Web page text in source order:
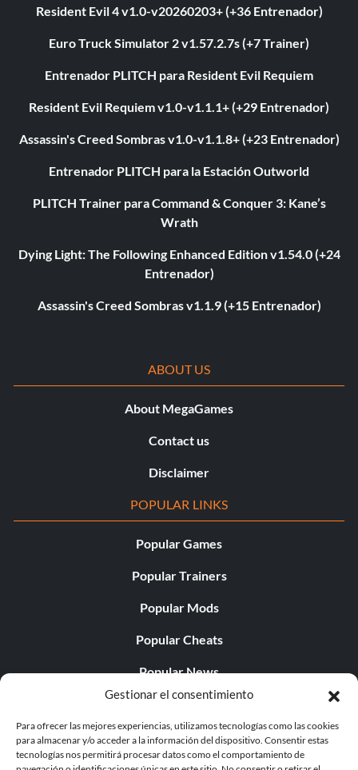
Gestionar el consentimiento
Para ofrecer las mejores experiencias, utilizamos tecnologías como las cookies
para almacenar y/o acceder a la información del dispositivo. Consentir estas
tecnologías nos permitirá procesar datos como el comportamiento de
Resident Evil 4 v1.0-v20260203+ (+36 Entrenador)
Euro Truck Simulator 2 v1.57.2.7s (+7 Trainer)
Entrenador PLITCH para Resident Evil Requiem
Resident Evil Requiem v1.0-v1.1.1+ (+29 Entrenador)
Assassin's Creed Sombras v1.0-v1.1.8+ (+23 Entrenador)
Entrenador PLITCH para la Estación Outworld
PLITCH Trainer para Command & Conquer 3: Kane’s
Wrath
Dying Light: The Following Enhanced Edition v1.54.0 (+24
Entrenador)
Assassin's Creed Sombras v1.1.9 (+15 Entrenador)
ABOUT US
About MegaGames
Contact us
Disclaimer
POPULAR LINKS
Popular Games
Popular Trainers
Popular Mods
Popular Cheats
Popular News
Popular Editorials
Popular Free Games